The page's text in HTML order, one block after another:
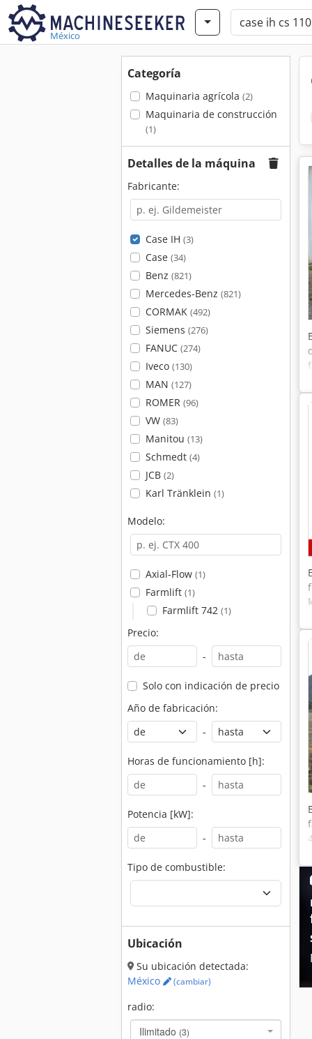
México
Categoría
Maquinaria agrícola (2)
Maquinaria de construcción
(1)
Detalles de la máquina
Fabricante:
Case IH (3)
Case (34)
Benz (821)
Mercedes-Benz (821)
CORMAK (492)
Siemens (276)
FANUC (274)
Iveco (130)
MAN (127)
ROMER (96)
VW (83)
Manitou (13)
Schmedt (4)
JCB (2)
Karl Tränklein (1)
Modelo:
Axial-Flow (1)
Farmlift (1)
Farmlift 742 (1)
Precio:
-
Solo con indicación de precio
Año de fabricación:
-
Horas de funcionamiento [h]:
-
Potencia [kW]:
-
Tipo de combustible:
Ubicación
Su ubicación detectada:
México
(cambiar)
radio:
Ilimitado (3)